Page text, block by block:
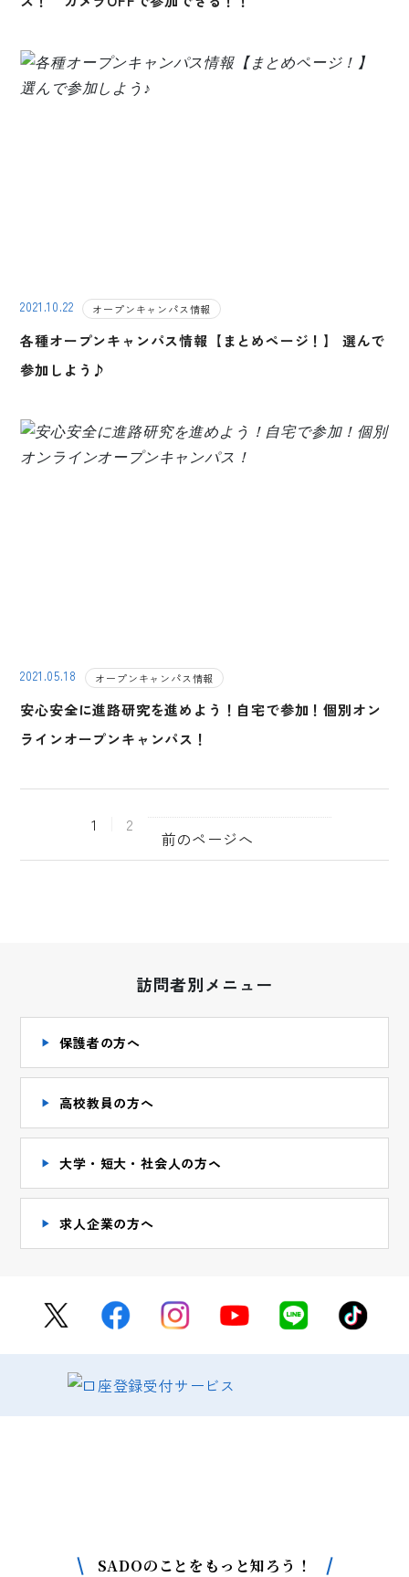
2021.10.22 オープンキャンパス情報
各種オープンキャンパス情報【まとめページ！】 選んで
参加しよう♪
2021.05.18 オープンキャンパス情報
安心安全に進路研究を進めよう！自宅で参加！個別オン
ラインオープンキャンパス！
前のページへ
1 2
訪問者別メニュー
保護者の方へ
高校教員の方へ
大学・短大・社会人の方ヘ
求人企業の方へ
SADOのことをもっと知ろう！